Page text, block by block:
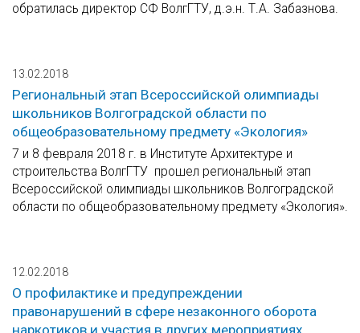
обратилась директор СФ ВолгГТУ, д.э.н. Т.А. Забазнова.
13.02.2018
Региональный этап Всероссийской олимпиады
школьников Волгоградской области по
общеобразовательному предмету «Экология»
7 и 8 февраля 2018 г. в Институте Архитектуре и
строительства ВолгГТУ прошел региональный этап
Всероссийской олимпиады школьников Волгоградской
области по общеобразовательному предмету «Экология».
12.02.2018
О профилактике и предупреждении
правонарушений в сфере незаконного оборота